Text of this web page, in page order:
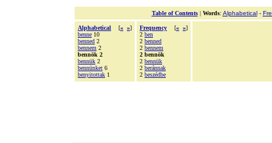
Table of Contents| Words: Alphabetical-
Alphabetical [« »]
benne 10
benned 2
bennem 2
bennök 2
bennük 2
bennünket 6
benyitottak 1
Frequency [« »]
2 ben
2 benned
2 bennem
2 bennök
2 bennük
2 beránnak
2 beszédbe